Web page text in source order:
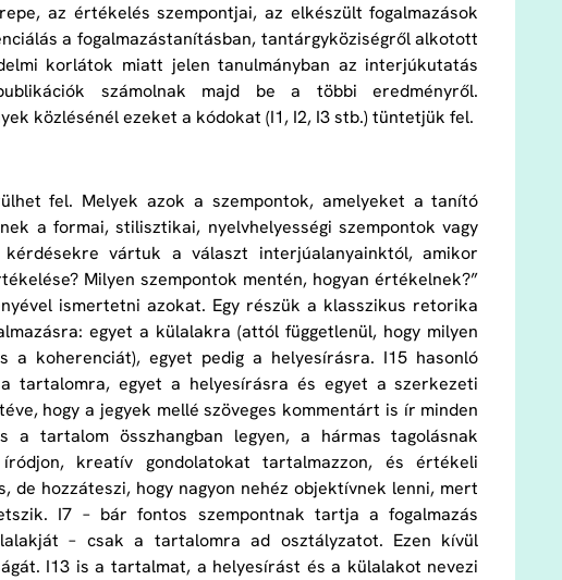
az értékelés szempontjai, az elkészült fogalmazások
a fogalmazástanításban, tantárgyköziségről alkotott
korlátok miatt jelen tanulmányban az interjúkutatás
számolnak majd be a többi eredményről.
közlésénél ezeket a kódokat (I1, I2, I3 stb.) tüntetjük fel.
fel. Melyek azok a szempontok, amelyeket a tanító
a formai, stilisztikai, nyelvhelyességi szempontok vagy
vártuk a választ interjúalanyainktól, amikor
Milyen szempontok mentén, hogyan értékelnek?”
ismertetni azokat. Egy részük a klasszikus retorika
egyet a külalakra (attól függetlenül, hogy milyen
koherenciát), egyet pedig a helyesírásra. I15 hasonló
tartalomra, egyet a helyesírásra és egyet a szerkezeti
hogy a jegyek mellé szöveges kommentárt is ír minden
tartalom összhangban legyen, a hármas tagolásnak
kreatív gondolatokat tartalmazzon, és értékeli
de hozzáteszi, hogy nagyon nehéz objektívnek lenni, mert
I7 – bár fontos szempontnak tartja a fogalmazás
– csak a tartalomra ad osztályzatot. Ezen kívül
I13 is a tartalmat, a helyesírást és a külalakot nevezi